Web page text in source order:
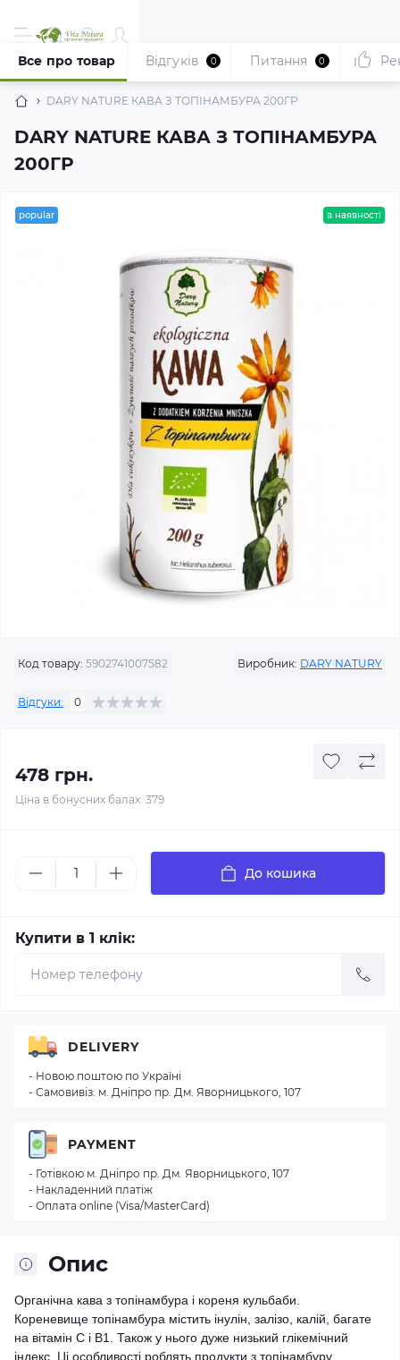
DARY NATURE КАВА З ТОПІНАМБУРА 200ГР
DARY NATURE КАВА З ТОПІНАМБУРА
200ГР
Все про товар Відгуків 0 Питання 0
popular в наявності
Код товару: 5902741007582 Виробник: DARY NATURY
Відгуки: 0
478 грн.
Ціна в бонусних балах: 379
До кошика
Купити в 1 клік:
Опис
Органічна кава з топінамбура і кореня кульбаби.
Кореневище топінамбура містить інулін, залізо, калій, багате
на вітамін С і В1. Також у нього дуже низький глікемічний
індекс. Ці особливості роблять продукти з топінамбуру
DELIVERY
- Новою поштою по Україні
- Самовивіз: м. Дніпро пр. Дм. Яворницького, 107
PAYMENT
- Готівкою м. Дніпро пр. Дм. Яворницького, 107
- Накладенний платіж
- Оплата online (Visa/MasterCard)